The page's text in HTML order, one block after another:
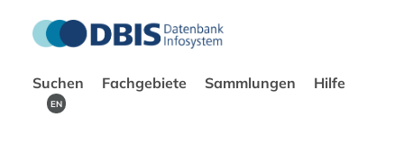
Suchen Fachgebiete Sammlungen Hilfe
EN